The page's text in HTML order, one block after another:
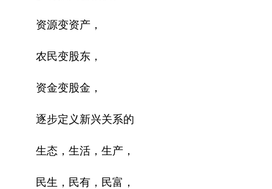
资源变资产，
农民变股东，
资金变股金，
逐步定义新兴关系的
生态，生活，生产，
民生，民有，民富，